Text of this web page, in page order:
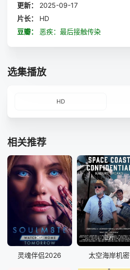
更新：
2025-09-17
片长：
HD
豆瓣：
恶疾：最后接触传染
选集播放
HD
相关推荐
HD
灵魂伴侣2026
正片
太空海岸机密